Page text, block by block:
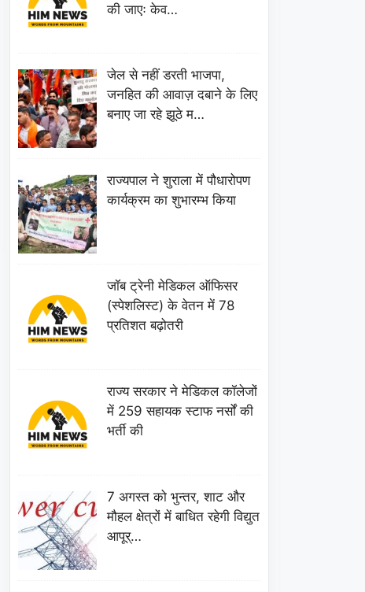
की जाएः केव…
जेल से नहीं डरती भाजपा,
जनहित की आवाज़ दबाने के लिए
बनाए जा रहे झूठे म…
राज्यपाल ने शुराला में पौधारोपण
कार्यक्रम का शुभारम्भ किया
जॉब ट्रेनी मेडिकल ऑफिसर
(स्पेशलिस्ट) के वेतन में 78
प्रतिशत बढ़ोतरी
राज्य सरकार ने मेडिकल कॉलेजों
में 259 सहायक स्टाफ नर्सों की
भर्ती की
7 अगस्त को भुन्तर, शाट और
मौहल क्षेत्रों में बाधित रहेगी विद्युत
आपूर्…